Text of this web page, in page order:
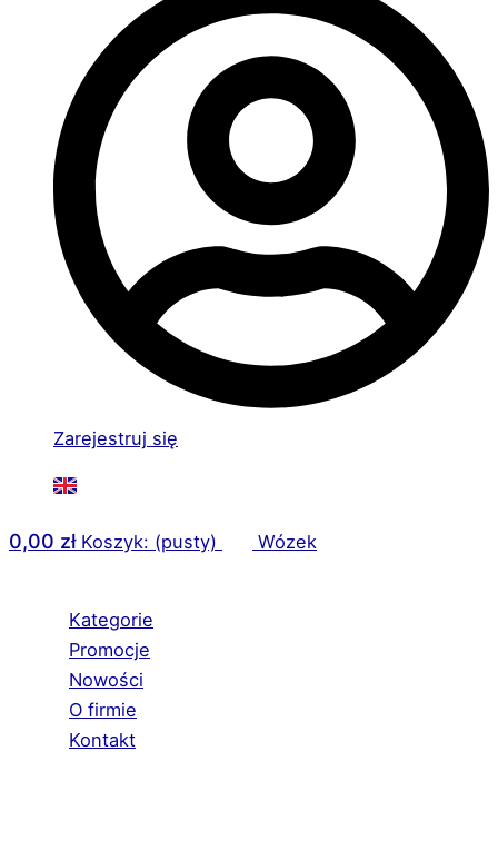
Zarejestruj się
0,00 zł Koszyk: (pusty) Wózek
Kategorie
Promocje
Nowości
O firmie
Kontakt